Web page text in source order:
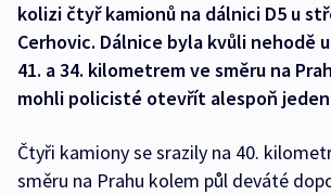
kolizi čtyř kamionů na dálnici D5 u
Cerhovic. Dálnice byla kvůli nehodě
41. a 34. kilometrem ve směru na
mohli policisté otevřít alespoň jeden
Čtyři kamiony se srazily na 40.
směru na Prahu kolem půl deváté